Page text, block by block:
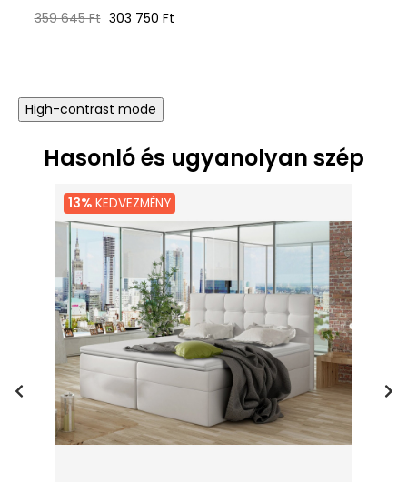
Normál
359 645 Ft Ár
303 750 Ft
High-contrast mode
Hasonló és ugyanolyan szép
13% KEDVEZMÉNY